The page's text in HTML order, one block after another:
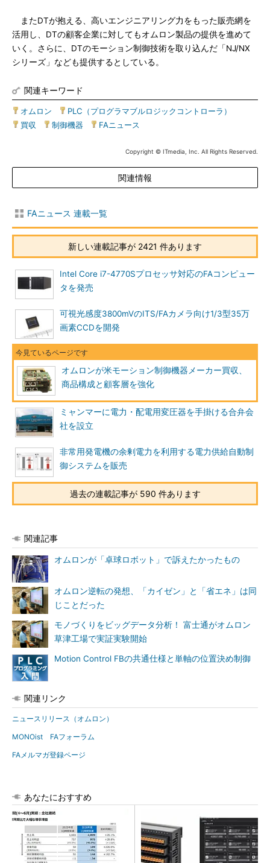
またDTが抱える、高いエンジニアリング力をもった販売網を
活用し、DTの顧客企業に対してもオムロン製品の提供を進めて
いく。さらに、DTのモーション制御技術を取り込んだ「NJ/NX
シリーズ」なども提供するとしている。
関連キーワード
オムロン PLC（プログラマブルロジックコントローラ）
買収
制御機器 FAニュース
Copyright © ITmedia, Inc. All Rights Reserved.
関連情報
FAニュース 連載一覧
新しい連載記事が 2421 件あります
Intel Core i7-4770Sプロセッサ対応のFAコンピュー
タを発売
可視光感度3800mVのITS/FAカメラ向け1/3型35万
画素CCDを開発
オムロンが米モーション制御機器メーカー買収、
商品構成と顧客層を強化
ミャンマーに電力・配電用変圧器を手掛ける合弁会
社を設立
非常用発電機の余剰電力を利用する電力供給自動制
御システムを販売
過去の連載記事が 590 件あります
関連記事
オムロンが「卓球ロボット」で訴えたかったもの
オムロン逆転の発想、「カイゼン」と「省エネ」は同
じことだった
モノづくりをビッグデータ分析！ 富士通がオムロン
草津工場で実証実験開始
Motion Control FBの共通仕様と単軸の位置決め制御
関連リンク
ニュースリリース（オムロン）
MONOist FAフォーラム
FAメルマガ登録ページ
あなたにおすすめ